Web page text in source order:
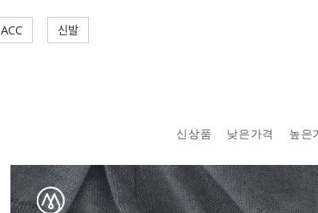
ACC 신발
신상품 낮은가격 높은